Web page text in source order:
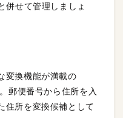
併せて管理しましょ
変換機能が満載の
郵便番号から住所を入
住所を変換候補として